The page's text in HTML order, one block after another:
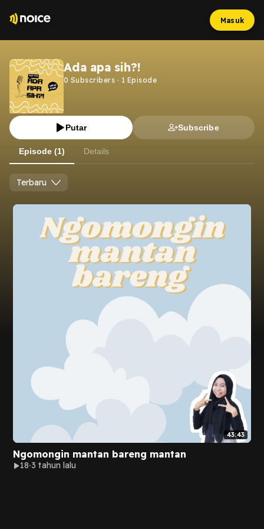
Masuk
Ada apa sih?!
0 Subscribers · 1 Episode
Putar Subscribe
Episode (1) Details
Terbaru
43:43
Ngomongin mantan bareng mantan
18 3 tahun lalu